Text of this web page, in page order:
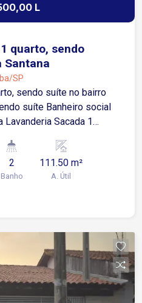
L
quarto, sendo
Santana
SP
sendo suíte no bairro
Lavanderia Sacada 1
bairro tradicional de
infraestrutura
Região
farmácias, escolas,
e diversos
2
Banho
111.50 m²
A. Útil